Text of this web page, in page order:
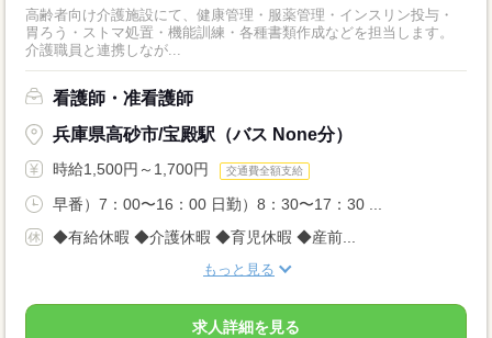
高齢者向け介護施設にて、健康管理・服薬管理・インスリン投与・
胃ろう・ストマ処置・機能訓練・各種書類作成などを担当します。
介護職員と連携しなが...
看護師・准看護師
兵庫県高砂市/宝殿駅（バス None分）
時給1,500円～1,700円 交通費全額支給
早番）7：00〜16：00 日勤）8：30〜17：30 ...
◆有給休暇 ◆介護休暇 ◆育児休暇 ◆産前...
もっと見る
求人詳細を見る